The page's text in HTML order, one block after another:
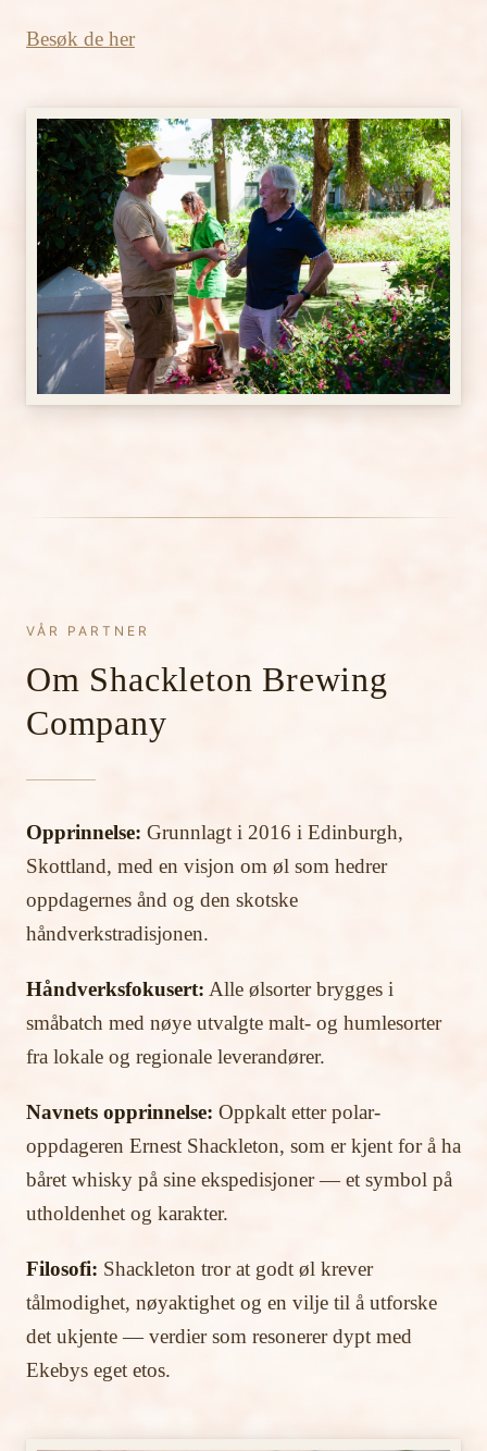
Besøk de her
VÅR PARTNER
Om Shackleton Brewing
Company
Opprinnelse: Grunnlagt i 2016 i Edinburgh,
Skottland, med en visjon om øl som hedrer
oppdagernes ånd og den skotske
håndverkstradisjonen.
Håndverksfokusert: Alle ølsorter brygges i
småbatch med nøye utvalgte malt- og humlesorter
fra lokale og regionale leverandører.
Navnets opprinnelse: Oppkalt etter polar-
oppdageren Ernest Shackleton, som er kjent for å ha
båret whisky på sine ekspedisjoner — et symbol på
utholdenhet og karakter.
Filosofi: Shackleton tror at godt øl krever
tålmodighet, nøyaktighet og en vilje til å utforske
det ukjente — verdier som resonerer dypt med
Ekebys eget etos.